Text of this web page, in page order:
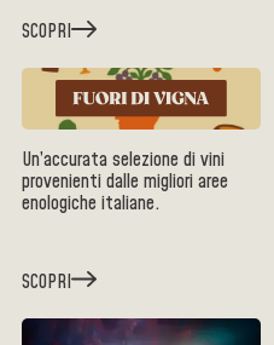
SCOPRI
Un’accurata selezione di vini
provenienti dalle migliori aree
enologiche italiane.
SCOPRI